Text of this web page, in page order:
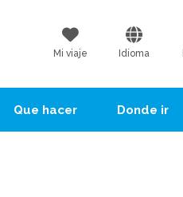
Mi viaje Idioma
Que hacer Donde ir